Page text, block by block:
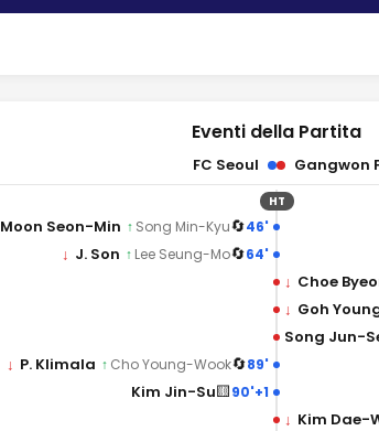
Eventi della Partita
FC Seoul Gangwon
HT
46'
🔄
Moon Seon-Min ↑ Song Min-Kyu
64'
🔄
↓ J. Son ↑ Lee Seung-Mo
↓ Choe
↓ Goh
Song Jun-
89'
🔄
↓ P. Klimala ↑ Cho Young-Wook
90'+1
🟨
Kim Jin-Su
↓ Kim Dae-